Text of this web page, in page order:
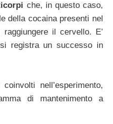
che, in questo caso,
della cocaina presenti nel
il cervello. E’
registra un successo in
nell’esperimento,
di mantenimento a